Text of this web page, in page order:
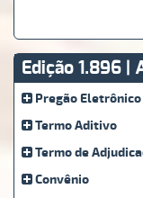
Edição 1.896 |
Pregão Eletrônico
Termo Aditivo
Termo de
Convênio